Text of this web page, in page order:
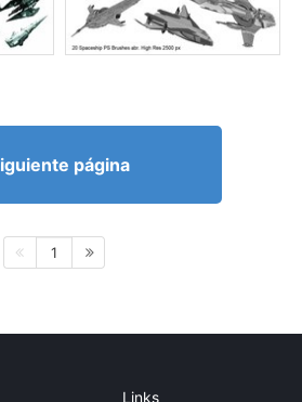
página
1
Links